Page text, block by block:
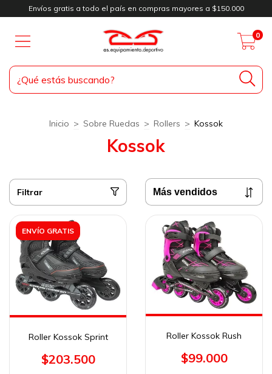
Envíos gratis a todo el país en compras mayores a $150.000
0
Inicio > Sobre Ruedas > Rollers > Kossok
Kossok
Filtrar
ENVÍO GRATIS
Roller Kossok Sprint
$203.500
Roller Kossok Rush
$99.000